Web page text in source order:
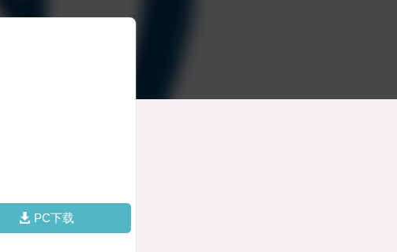
PC下载